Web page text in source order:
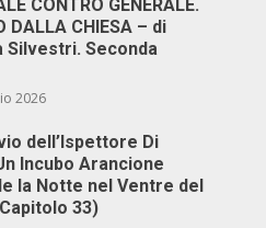
CONTRO GENERALE.
DALLA CHIESA – di
Silvestri. Seconda
2026
dell’Ispettore Di
Incubo Arancione
la Notte nel Ventre del
33)